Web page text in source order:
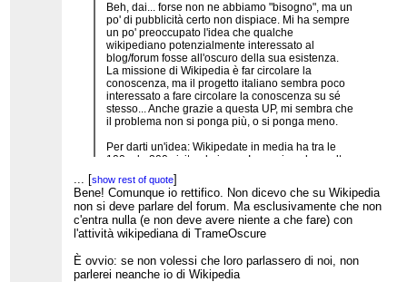
Beh, dai... forse non ne abbiamo "bisogno", ma un
po' di pubblicità certo non dispiace. Mi ha sempre
un po' preoccupato l'idea che qualche
wikipediano potenzialmente interessato al
blog/forum fosse all'oscuro della sua esistenza.
La missione di Wikipedia è far circolare la
conoscenza, ma il progetto italiano sembra poco
interessato a fare circolare la conoscenza su sé
stesso... Anche grazie a questa UP, mi sembra che
il problema non si ponga più, o si ponga meno.
Per darti un'idea: Wikipedate in media ha tra le
100 e le 200 visite al giorno. Immagino che molte
siano di utenti che tornano più volte sul blog
nell'arco della stessa giornata (me escluso), altre
di persone che ci finiscono per caso e fuggono
subito. Bene, il 6 dicembre abbiamo avuto 266
visite, il giorno dopo 439, quindi 789, ieri 306, e
oggi ne abbiamo già avute 334. Sono piccole
[show rest of quote]
Bene! Comunque io rettifico. Non dicevo che su Wikipedia
non si deve parlare del forum. Ma esclusivamente che non
c'entra nulla (e non deve avere niente a che fare) con
l'attività wikipediana di TrameOscure
È ovvio: se non volessi che loro parlassero di noi, non
parlerei neanche io di Wikipedia